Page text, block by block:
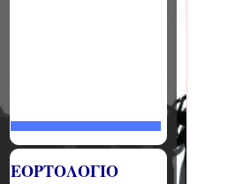
ΕΟΡΤΟΛΟΓΙΟ